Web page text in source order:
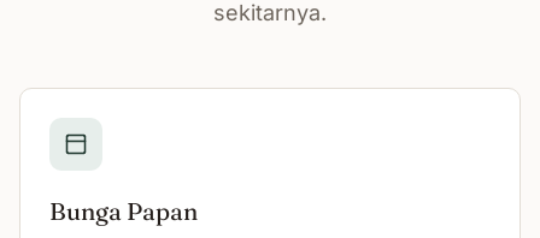
sekitarnya.
Bunga Papan